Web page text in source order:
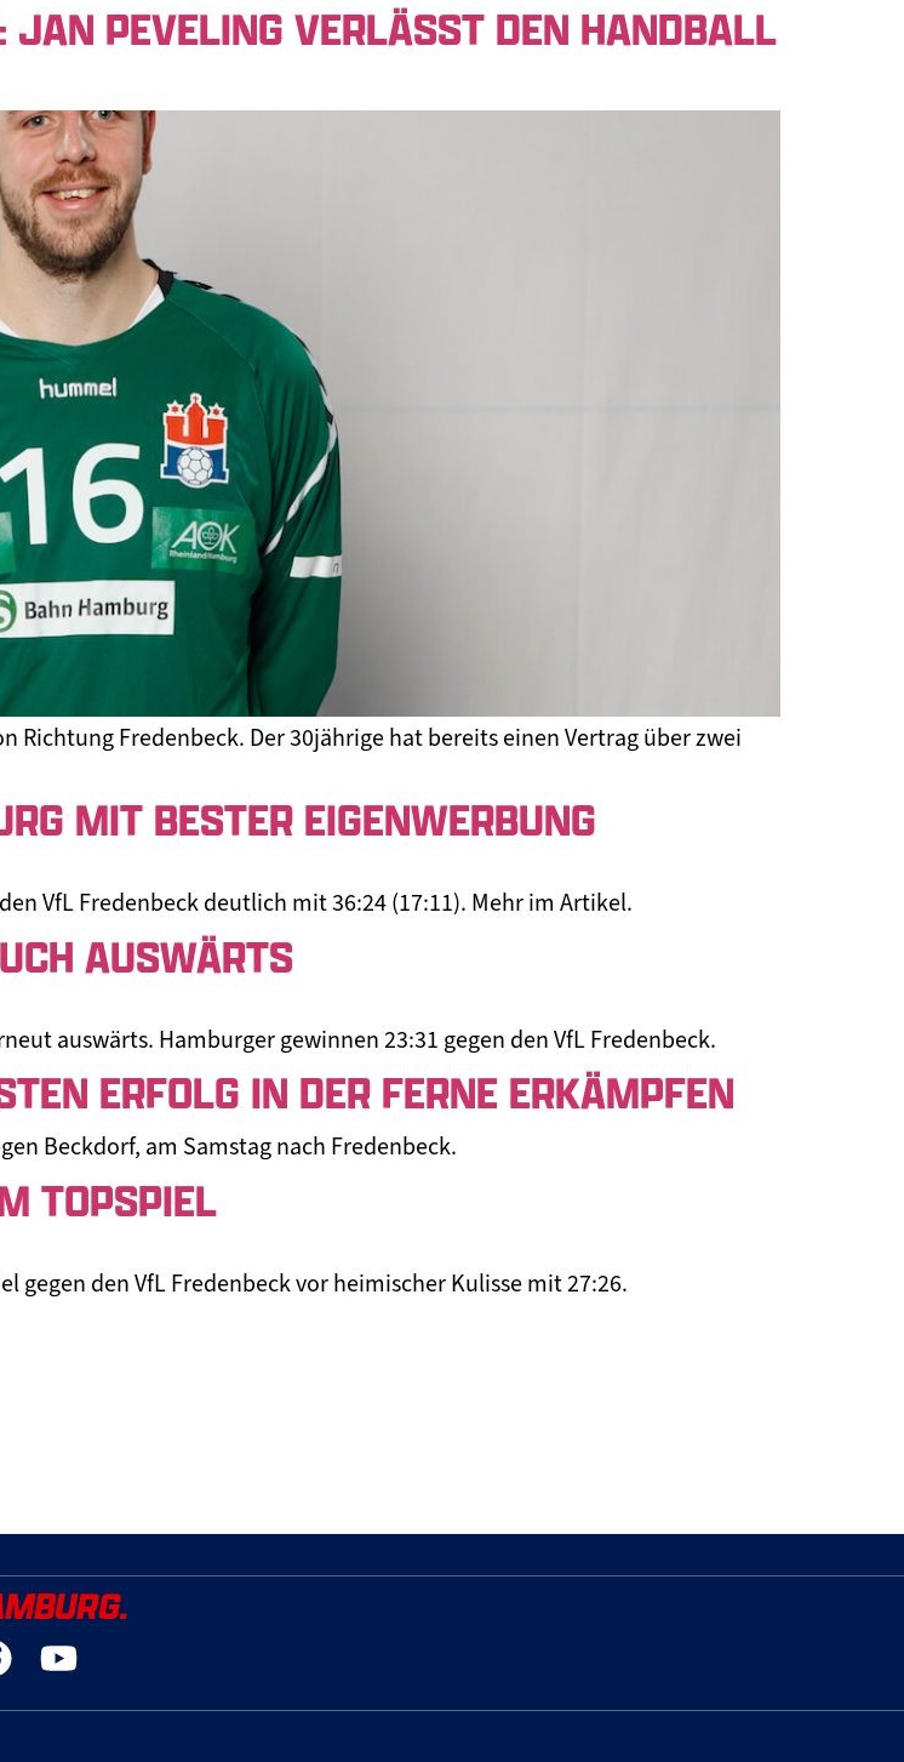
PEVELING VERLÄSST DEN HANDBALL
Richtung Fredenbeck. Der 30jährige hat bereits einen Vertrag über zwei
MIT BESTER EIGENWERBUNG
VfL Fredenbeck deutlich mit 36:24 (17:11). Mehr im Artikel.
AUSWÄRTS
auswärts. Hamburger gewinnen 23:31 gegen den VfL Fredenbeck.
ERFOLG IN DER FERNE ERKÄMPFEN
Beckdorf, am Samstag nach Fredenbeck.
TOPSPIEL
gegen den VfL Fredenbeck vor heimischer Kulisse mit 27:26.